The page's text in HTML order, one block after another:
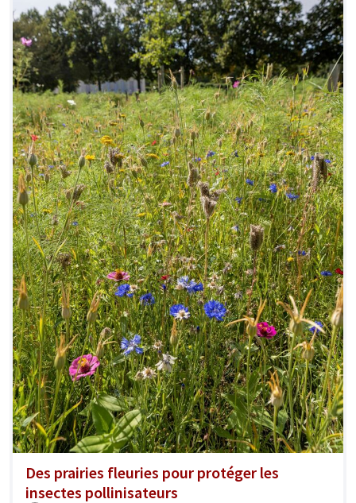
Des prairies fleuries pour protéger les
insectes pollinisateurs